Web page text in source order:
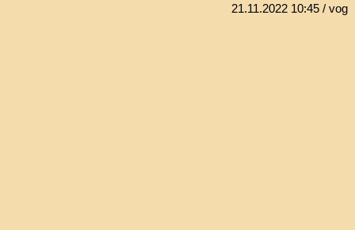
21.11.2022 10:45 / vog